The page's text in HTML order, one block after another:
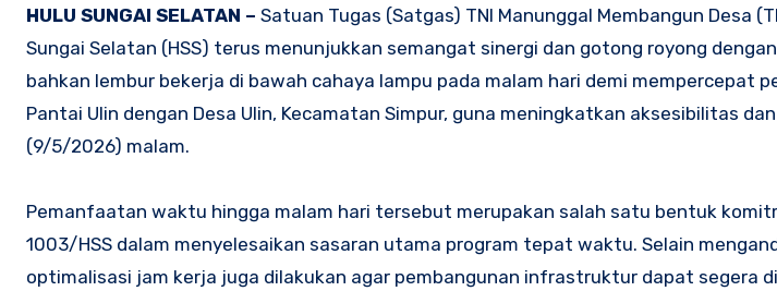
HULU SUNGAI SELATAN – Satuan Tugas (Satgas) TNI Manunggal Membangun Desa
Sungai Selatan (HSS) terus menunjukkan semangat sinergi dan gotong royong
bahkan lembur bekerja di bawah cahaya lampu pada malam hari demi mempercepat
Pantai Ulin dengan Desa Ulin, Kecamatan Simpur, guna meningkatkan aksesibilitas
(9/5/2026) malam.
Pemanfaatan waktu hingga malam hari tersebut merupakan salah satu bentuk
1003/HSS dalam menyelesaikan sasaran utama program tepat waktu. Selain
optimalisasi jam kerja juga dilakukan agar pembangunan infrastruktur dapat segera